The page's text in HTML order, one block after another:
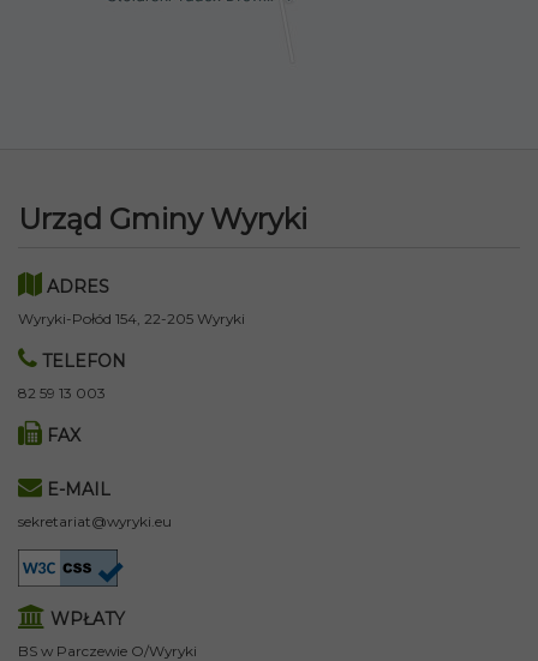
Urząd Gminy Wyryki
ADRES
Wyryki-Połód 154, 22-205 Wyryki
TELEFON
82 59 13 003
FAX
E-MAIL
sekretariat@wyryki.eu
WPŁATY
BS w Parczewie O/Wyryki